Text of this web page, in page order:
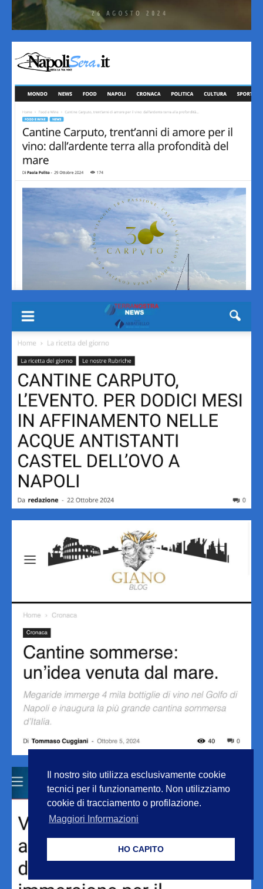
Il nostro sito utilizza esclusivamente cookie
tecnici per il funzionamento. Non utilizziamo
cookie di tracciamento o profilazione.
Maggiori Informazioni
HO CAPITO